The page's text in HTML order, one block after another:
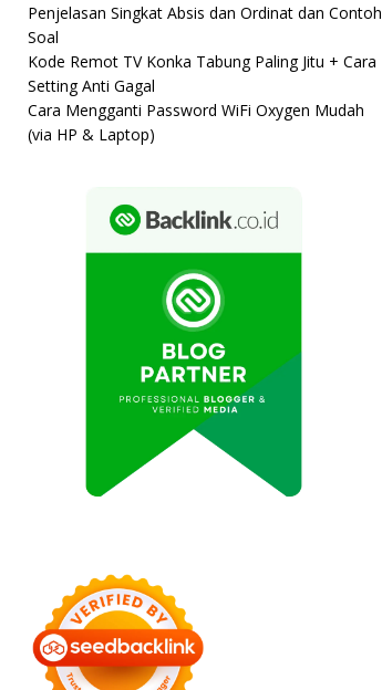
Penjelasan Singkat Absis dan Ordinat dan Contoh
Soal
Kode Remot TV Konka Tabung Paling Jitu + Cara
Setting Anti Gagal
Cara Mengganti Password WiFi Oxygen Mudah
(via HP & Laptop)